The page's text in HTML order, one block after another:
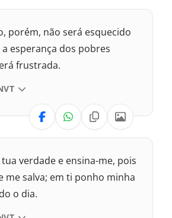
e Corrigida
e Corrigida
e Atualizada
porém, não será esquecido
esperança dos pobres
frustrada.
VERSÃO DA BÍBLIA
Atualizada
e Corrigida
verdade e ensina-me, pois
me salva; em ti ponho minha
o dia.